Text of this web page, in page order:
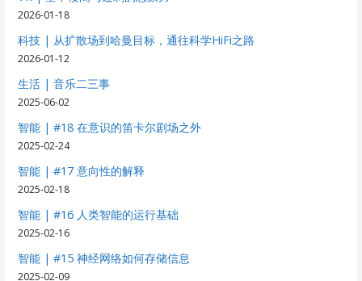
2026-01-18
科技 | 从扩散场到哈曼目标，通往科学HiFi之路
2026-01-12
生活 | 音乐二三事
2025-06-02
智能 | #18 在意识的笛卡尔剧场之外
2025-02-24
智能 | #17 意向性的解释
2025-02-18
智能 | #16 人类智能的运行基础
2025-02-16
智能 | #15 神经网络如何存储信息
2025-02-09